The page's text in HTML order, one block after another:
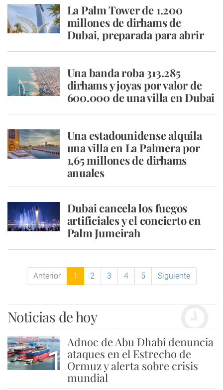
La Palm Tower de 1.200
millones de dirhams de
Dubai, preparada para abrir
Una banda roba 313.285
dirhams y joyas por valor de
600.000 de una villa en Dubai
Una estadounidense alquila
una villa en La Palmera por
1,65 millones de dirhams
anuales
Dubai cancela los fuegos
artificiales y el concierto en
Palm Jumeirah
Anterior 1 2 3 4 5 Siguiente
Noticias de hoy
1
Adnoc de Abu Dhabi denuncia
ataques en el Estrecho de
Ormuz y alerta sobre crisis
mundial